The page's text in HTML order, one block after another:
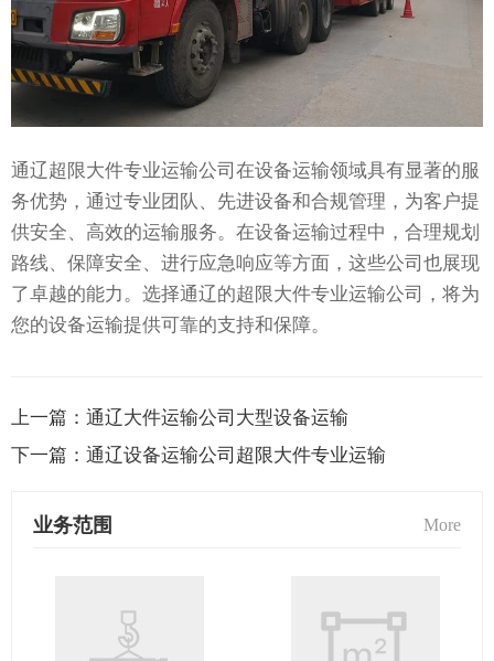
通辽超限大件专业运输公司在设备运输领域具有显著的服
务优势，通过专业团队、先进设备和合规管理，为客户提
供安全、高效的运输服务。在设备运输过程中，合理规划
路线、保障安全、进行应急响应等方面，这些公司也展现
了卓越的能力。选择通辽的超限大件专业运输公司，将为
您的设备运输提供可靠的支持和保障。
上一篇： 通辽大件运输公司大型设备运输
下一篇： 通辽设备运输公司超限大件专业运输
业务范围 More